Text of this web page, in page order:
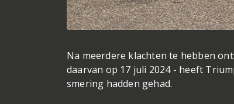
Na meerdere klachten te hebben
daarvan op 17 juli 2024 - heeft
smering hadden gehad.